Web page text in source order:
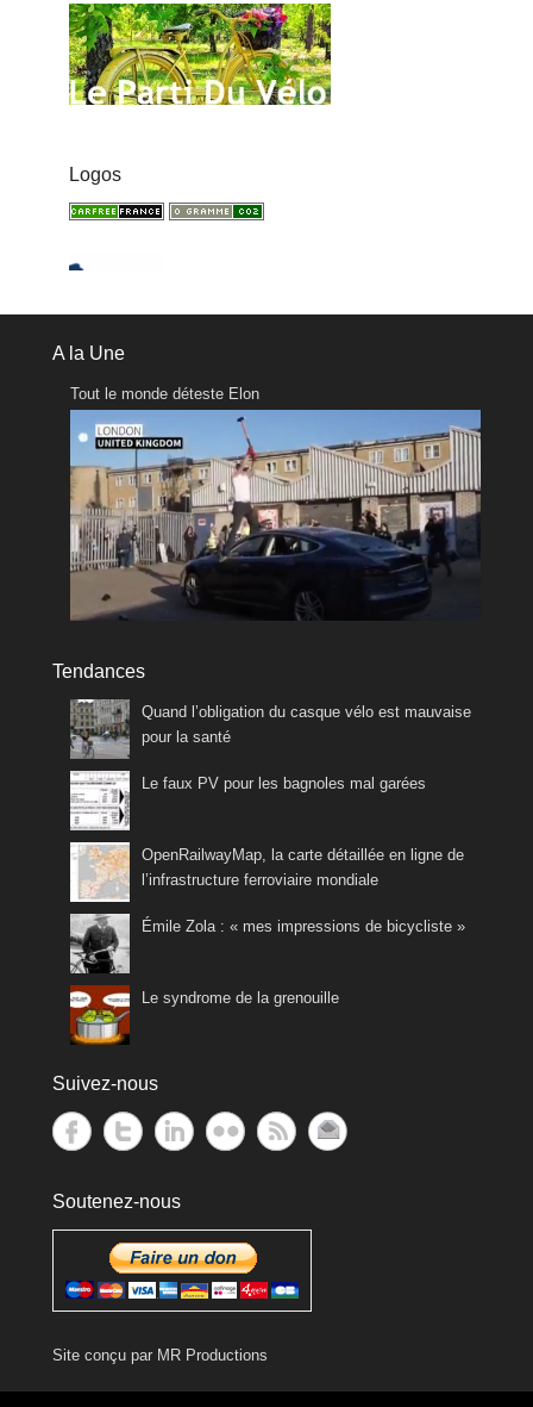
Logos
A la Une
Tout le monde déteste Elon
Tendances
Quand l’obligation du casque vélo est mauvaise
pour la santé
Le faux PV pour les bagnoles mal garées
OpenRailwayMap, la carte détaillée en ligne de
l’infrastructure ferroviaire mondiale
Émile Zola : « mes impressions de bicycliste »
Le syndrome de la grenouille
Suivez-nous
Soutenez-nous
Site conçu par MR Productions